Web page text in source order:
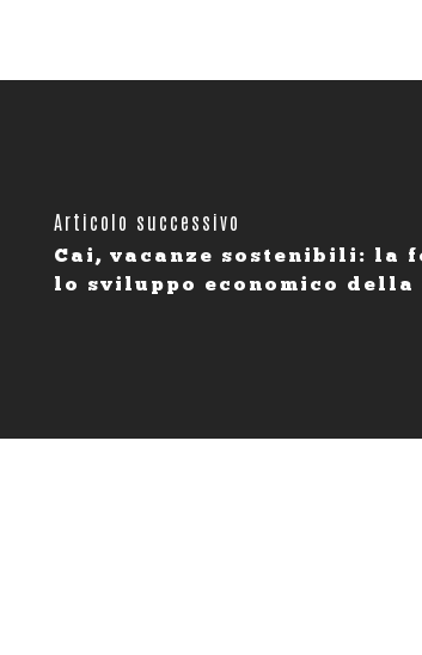
Articolo successivo
Cai, vacanze sostenibili: la
lo sviluppo economico della